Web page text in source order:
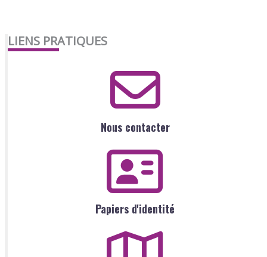
LIENS PRATIQUES
Nous contacter
Papiers d'identité